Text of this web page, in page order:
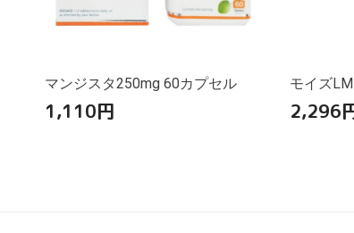
マンジスタ250mg 60カプセル
1,110円
モイズ
2,296